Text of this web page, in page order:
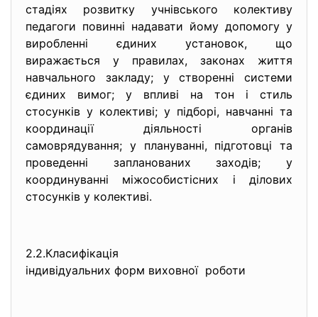
стадіях розвитку учнівського колективу
педагоги повинні надавати йому допомогу у
виробленні єдиних установок, що
виражається у правилах, законах життя
навчального закладу; у створенні системи
єдиних вимог; у впливі на тон і стиль
стосунків у колективі; у підборі, навчанні та
координації діяльності органів
самоврядування; у плануванні, підготовці та
проведенні запланованих заходів; у
координуванні міжособистісних і ділових
стосунків у колективі.
2.2.Класифікація
індивідуальних форм виховної роботи